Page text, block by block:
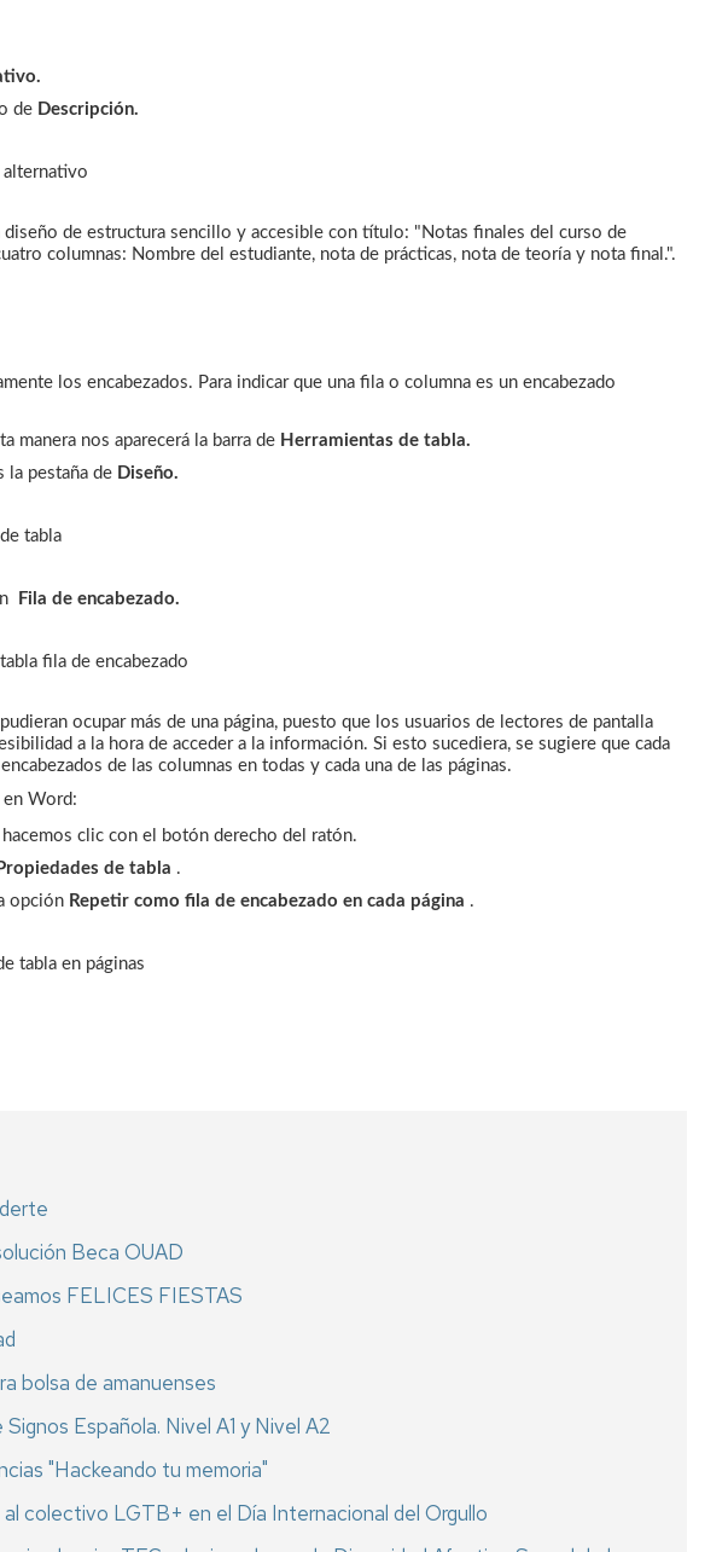
de Descripción.
de estructura sencillo y accesible con título: "Notas finales del curso de
columnas: Nombre del estudiante, nota de prácticas, nota de teoría y nota final.".
los encabezados. Para indicar que una fila o columna es un encabezado
manera nos aparecerá la barra de Herramientas de tabla.
la pestaña de Diseño.
Fila de encabezado.
ocupar más de una página, puesto que los usuarios de lectores de pantalla
a la hora de acceder a la información. Si esto sucediera, se sugiere que cada
de las columnas en todas y cada una de las páginas.
en Word:
clic con el botón derecho del ratón.
Propiedades de tabla .
opción Repetir como fila de encabezado en cada página .
Beca OUAD
FELICES FIESTAS
bolsa de amanuenses
Española. Nivel A1 y Nivel A2
"Hackeando tu memoria"
colectivo LGTB+ en el Día Internacional del Orgullo